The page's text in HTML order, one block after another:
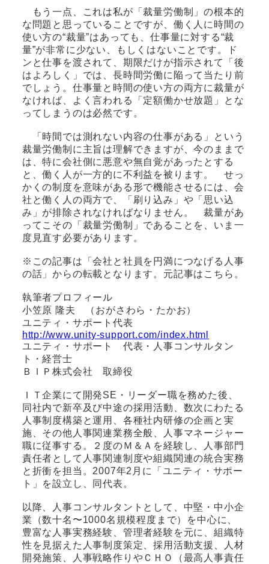
もう一点、これは私が「裁量労働制」の根本的
な問題と思っていることですが、働く人に時間の
使い方の“裁量”はあっても、仕事量に対する“裁
量”が非常に少ない、もしくはないことです。ド
ンと仕事を渡されて、期限だけが指示されて「後
はよろしく」では、長時間労働に陥って当たり前
でしょう。仕事量と時間の使い方の両方に裁量が
なければ、よく言われる「定額働かせ放題」とな
ってしまうのは必然です。
「時間では測れない内容の仕事がある」という
裁量労働制に主旨は理解できますが、今のままで
は、特に会社側に悪意や無自覚があったとする
と、働く人が一方的に不利益を被ります。 せっ
かくの制度を意味がある形で機能させるには、会
社と働く人の両方で、「刷り込み」や「思い込
み」が排除されなければなりません。 裁量があ
ってこその「裁量労働制」であることを、いま一
度見直す必要があります。
※この記事は「会社と社員を円満につなげる人事
の話」からの転載となります。元記事はこちら。
執筆者プロフィール
小笠原 隆夫 （おがさわら・たかお）
ユニティ・サポート代表
http://www.unity-support.com/index.html
ユニティ・サポート 代表・人事コンサルタン
ト・経営士
ＢＩＰ株式会社 取締役
ＩＴ企業にて開発SE・リーダー職を務めた後、
同社内で新卒及び中途の採用活動、数次にわたる
人事制度構築と運用、各種社内研修の企画と実
施、その他人事関連業務全般、人事マネージャー
職に従事する。２度のＭ＆Ａを経験し、人事部門
責任者として人事関連制度や組織関連の統合実務
と折衝を担当。2007年2月に「ユニティ・サポー
ト」を設立し、同代表。
以降、人事コンサルタントとして、中堅・中小企
業（数十名〜1000名規模程度まで）を中心に、
豊富な人事実務経験、管理者経験を元に、組織特
性を見据えた人事制度策定、採用活動支援、人材
開発施策、人事戦略作りやＣＨＯ（最高人事責任